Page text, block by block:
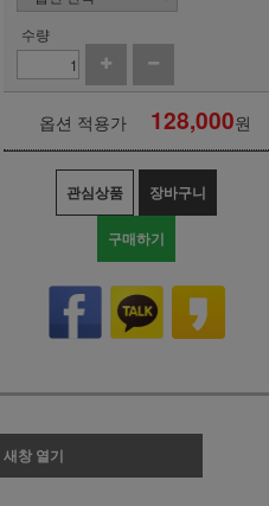
수량
옵션 적용가 128,000원
관심상품 장바구니
구매하기
창 열기